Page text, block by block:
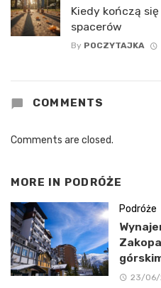
Kiedy kończą
spacerów
By POCZYTAJKA
COMMENTS
Comments are closed.
MORE IN PODRÓŻE
Podróże
23/06/